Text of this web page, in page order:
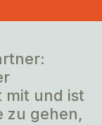
mit und ist
zu gehen,